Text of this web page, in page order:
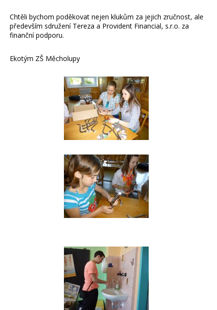
Chtěli bychom poděkovat nejen klukům za jejich zručnost, ale
především sdružení Tereza a Provident Financial, s.r.o. za
finanční podporu.
Ekotým ZŠ Měcholupy